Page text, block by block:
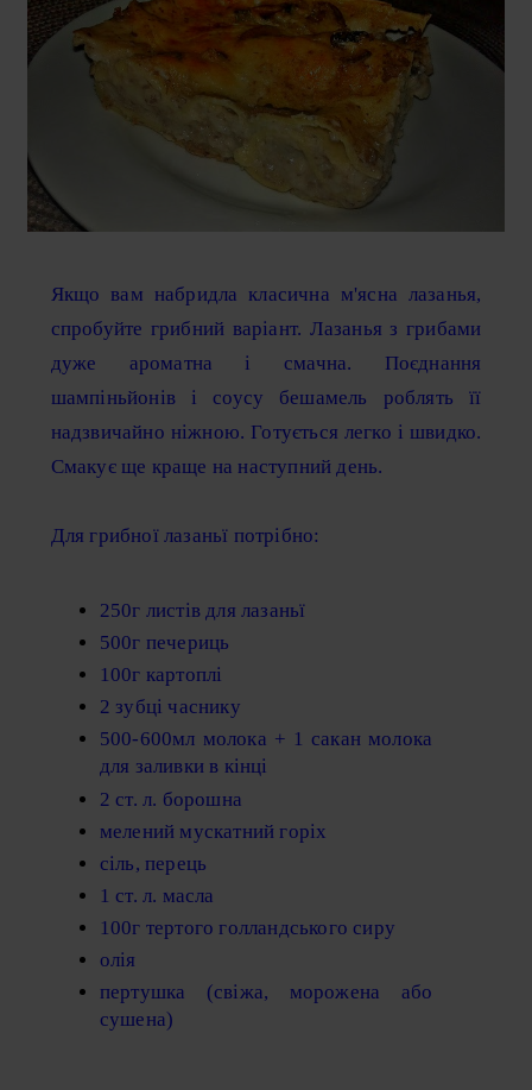
Якщо вам набридла класична м'ясна лазанья,
спробуйте грибний варіант. Лазанья з грибами
дуже ароматна і смачна. Поєднання
шампіньйонів і соусу бешамель роблять її
надзвичайно ніжною. Готується легко і швидко.
Смакує ще краще на наступний день.
Для грибної лазаньї потрібно:
250г листів для лазаньї
500г печериць
100г картоплі
2 зубці часнику
500-600мл молока + 1 сакан молока
для заливки в кінці
2 ст. л. борошна
мелений мускатний горіх
сіль, перець
1 ст. л. масла
100г тертого голландського сиру
олія
пертушка (свіжа, морожена або
сушена)